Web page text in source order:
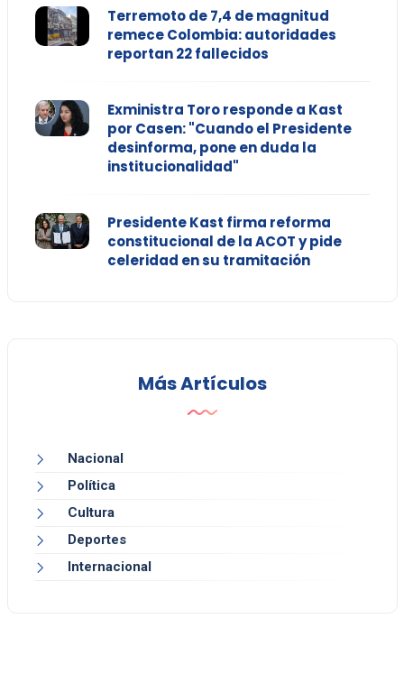
Terremoto de 7,4 de magnitud
remece Colombia: autoridades
reportan 22 fallecidos
Exministra Toro responde a Kast
por Casen: "Cuando el Presidente
desinforma, pone en duda la
institucionalidad"
Presidente Kast firma reforma
constitucional de la ACOT y pide
celeridad en su tramitación
Más Artículos
Nacional
Política
Cultura
Deportes
Internacional